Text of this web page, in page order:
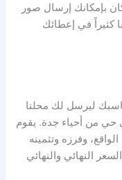
بإمكانك إرسال صور
كثيراً في إعطائك
ليرسل لك محلنا
حي من أحياء جدة. يقوم
وفرزه وتثمينه
النهائي والنهائي